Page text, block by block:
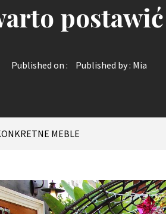
Published on : Published by : Mia
MEBLE